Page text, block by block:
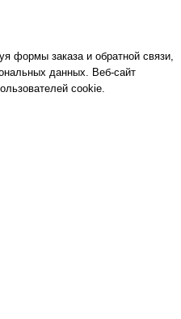
формы заказа и обратной связи,
данных. Веб-сайт
cookie.